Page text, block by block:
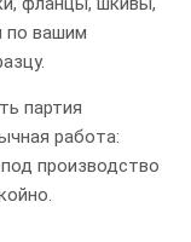
по вашим
партия
работа:
производство